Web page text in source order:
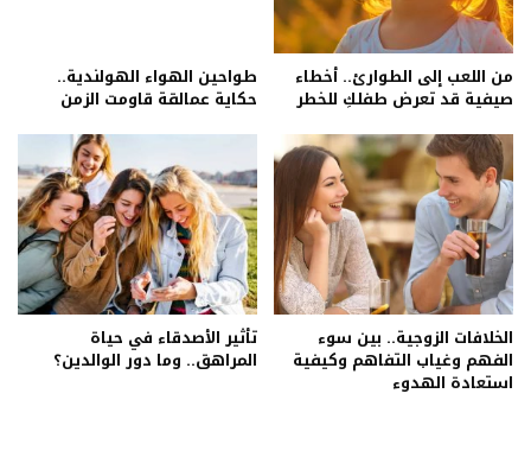
من اللعب إلى الطوارئ.. أخطاء
صيفية قد تعرض طفلكِ للخطر
طواحين الهواء الهولندية..
حكاية عمالقة قاومت الزمن
الخلافات الزوجية.. بين سوء
الفهم وغياب التفاهم وكيفية
استعادة الهدوء
تأثير الأصدقاء في حياة
المراهق.. وما دور الوالدين؟